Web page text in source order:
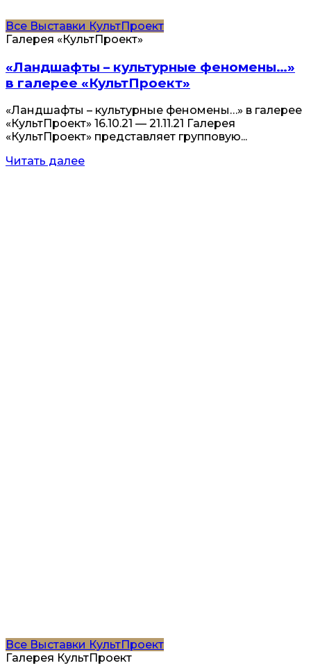
Все Выставки КультПроект
Галерея «КультПроект»
«Ландшафты – культурные феномены…»
в галерее «КультПроект»
«Ландшафты – культурные феномены…» в галерее
«КультПроект» 16.10.21 — 21.11.21 Галерея
«КультПроект» представляет групповую...
Читать далее
Все Выставки КультПроект
Галерея КультПроект